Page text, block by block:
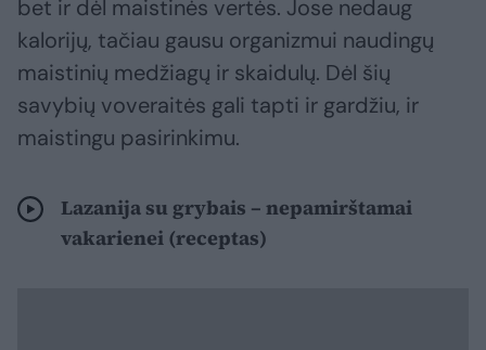
bet ir dėl maistinės vertės. Jose nedaug
kalorijų, tačiau gausu organizmui naudingų
maistinių medžiagų ir skaidulų. Dėl šių
savybių voveraitės gali tapti ir gardžiu, ir
maistingu pasirinkimu.
Lazanija su grybais – nepamirštamai
vakarienei (receptas)